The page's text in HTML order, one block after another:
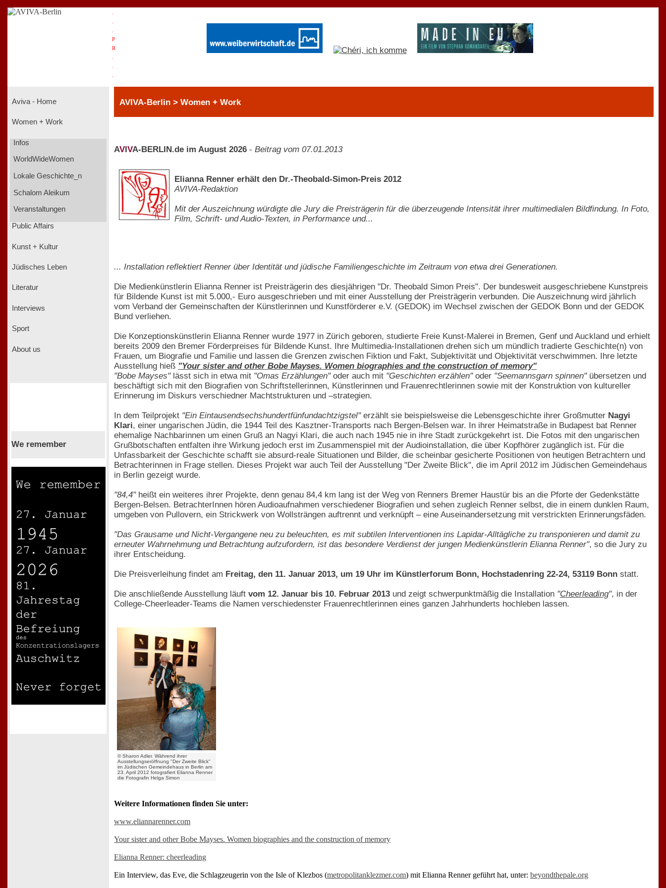
P
R
Aviva - Home
Women + Work
Infos
WorldWideWomen
Lokale Geschichte_n
Schalom Aleikum
Veranstaltungen
Public Affairs
Kunst + Kultur
Jüdisches Leben
Literatur
Interviews
Sport
About us
We remember
AVIVA-Berlin > Women + Work
AV VA-BERLIN.de im August 2026 - Beitrag vom 07.01.2013
Elianna Renner erhält den Dr.-Theobald-Simon-Preis 2012
AVIVA-Redaktion
Mit der Auszeichnung würdigte die Jury die Preisträgerin für die überzeugende Intensität ihrer multimedialen Bildfindung. In Foto,
Film, Schrift- und Audio-Texten, in Performance und...
... Installation reflektiert Renner über Identität und jüdische Familiengeschichte im Zeitraum von etwa drei Generationen.
Die Medienkünstlerin Elianna Renner ist Preisträgerin des diesjährigen "Dr. Theobald Simon Preis". Der bundesweit ausgeschriebene Kunstpreis
für Bildende Kunst ist mit 5.000,- Euro ausgeschrieben und mit einer Ausstellung der Preisträgerin verbunden. Die Auszeichnung wird jährlich
vom Verband der Gemeinschaften der Künstlerinnen und Kunstförderer e.V. (GEDOK) im Wechsel zwischen der GEDOK Bonn und der GEDOK
Bund verliehen.
Die Konzeptionskünstlerin Elianna Renner wurde 1977 in Zürich geboren, studierte Freie Kunst-Malerei in Bremen, Genf und Auckland und erhielt
bereits 2009 den Bremer Förderpreises für Bildende Kunst. Ihre Multimedia-Installationen drehen sich um mündlich tradierte Geschichte(n) von
Frauen, um Biografie und Familie und lassen die Grenzen zwischen Fiktion und Fakt, Subjektivität und Objektivität verschwimmen. Ihre letzte
Ausstellung hieß "Your sister and other Bobe Mayses. Women biographies and the construction of memory"
"Bobe Mayses"lässt sich in etwa mit "Omas Erzählungen"oder auch mit "Geschichten erzählen"oder "Seemannsgarn spinnen"übersetzen und
beschäftigt sich mit den Biografien von Schriftstellerinnen, Künstlerinnen und Frauenrechtlerinnen sowie mit der Konstruktion von kultureller
Erinnerung im Diskurs verschiedner Machtstrukturen und –strategien.
In dem Teilprojekt "Ein Eintausendsechshundertfünfundachtzigstel"erzählt sie beispielsweise die Lebensgeschichte ihrer Großmutter Nagyi
Klari, einer ungarischen Jüdin, die 1944 Teil des Kasztner-Transports nach Bergen-Belsen war. In ihrer Heimatstraße in Budapest bat Renner
ehemalige Nachbarinnen um einen Gruß an Nagyi Klari, die auch nach 1945 nie in ihre Stadt zurückgekehrt ist. Die Fotos mit den ungarischen
Grußbotschaften entfalten ihre Wirkung jedoch erst im Zusammenspiel mit der Audioinstallation, die über Kopfhörer zugänglich ist. Für die
Unfassbarkeit der Geschichte schafft sie absurd-reale Situationen und Bilder, die scheinbar gesicherte Positionen von heutigen Betrachtern und
Betrachterinnen in Frage stellen. Dieses Projekt war auch Teil der Ausstellung "Der Zweite Blick", die im April 2012 im Jüdischen Gemeindehaus
in Berlin gezeigt wurde.
"84,4"heißt ein weiteres ihrer Projekte, denn genau 84,4 km lang ist der Weg von Renners Bremer Haustür bis an die Pforte der Gedenkstätte
Bergen-Belsen. BetrachterInnen hören Audioaufnahmen verschiedener Biografien und sehen zugleich Renner selbst, die in einem dunklen Raum,
umgeben von Pullovern, ein Strickwerk von Wollsträngen auftrennt und verknüpft – eine Auseinandersetzung mit verstrickten Erinnerungsfäden.
"Das Grausame und Nicht-Vergangene neu zu beleuchten, es mit subtilen Interventionen ins Lapidar-Alltägliche zu transponieren und damit zu
erneuter Wahrnehmung und Betrachtung aufzufordern, ist das besondere Verdienst der jungen Medienkünstlerin Elianna Renner", so die Jury zu
ihrer Entscheidung.
Die Preisverleihung findet am Freitag, den 11. Januar 2013, um 19 Uhr im Künstlerforum Bonn, Hochstadenring 22-24, 53119 Bonn statt.
Die anschließende Ausstellung läuft vom 12. Januar bis 10. Februar 2013 und zeigt schwerpunktmäßig die Installation "Cheerleading", in der
College-Cheerleader-Teams die Namen verschiedenster Frauenrechtlerinnen eines ganzen Jahrhunderts hochleben lassen.
© Sharon Adler. Während ihrer
Ausstellungseröffnung "Der Zweite Blick"
im Jüdischen Gemeindehaus in Berlin am
23. April 2012 fotografiert Elianna Renner
die Fotografin Helga Simon
Weitere Informationen finden Sie unter:
www.eliannarenner.com
Your sister and other Bobe Mayses. Women biographies and the construction of memory
Elianna Renner: cheerleading
Ein Interview, das Eve, die Schlagzeugerin von the Isle of Klezbos (metropolitanklezmer.com) mit Elianna Renner geführt hat, unter: beyondthepale.org